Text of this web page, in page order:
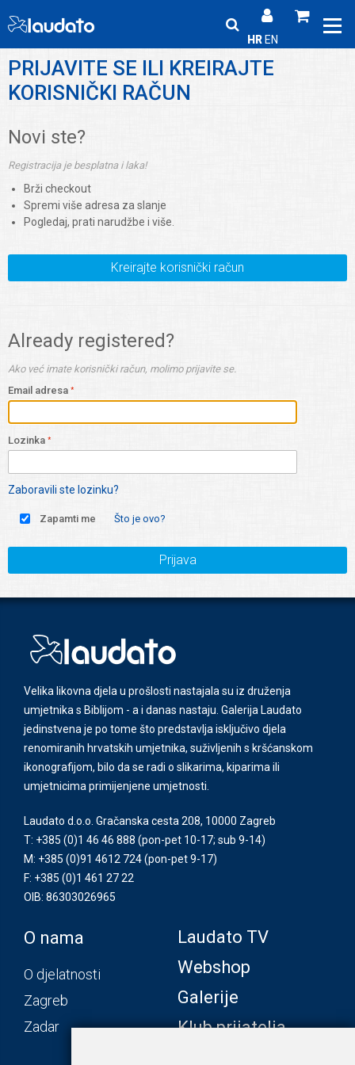
HR EN
PRIJAVITE SE ILI KREIRAJTE
KORISNIČKI RAČUN
Novi ste?
Registracija je besplatna i laka!
Brži checkout
Spremi više adresa za slanje
Pogledaj, prati narudžbe i više.
Kreirajte korisnički račun
Already registered?
Ako već imate korisnički račun, molimo prijavite se.
Email adresa
Lozinka
Zaboravili ste lozinku?
Zapamti me Što je ovo?
Prijava
Velika likovna djela u prošlosti nastajala su iz druženja
umjetnika s Biblijom - a i danas nastaju. Galerija Laudato
jedinstvena je po tome što predstavlja isključivo djela
renomiranih hrvatskih umjetnika, suživljenih s kršćanskom
ikonografijom, bilo da se radi o slikarima, kiparima ili
umjetnicima primijenjene umjetnosti.
Laudato d.o.o. Gračanska cesta 208, 10000 Zagreb
T: +385 (0)1 46 46 888 (pon-pet 10-17; sub 9-14)
M: +385 (0)91 4612 724(pon-pet 9-17)
F: +385 (0)1 461 27 22
OIB: 86303026965
O nama
O djelatnosti
Zagreb
Zadar
Laudato TV
Webshop
Galerije
Klub prijatelja